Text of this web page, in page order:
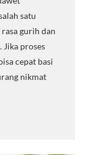
satu
gurih dan
Jika proses
cepat basi
nikmat